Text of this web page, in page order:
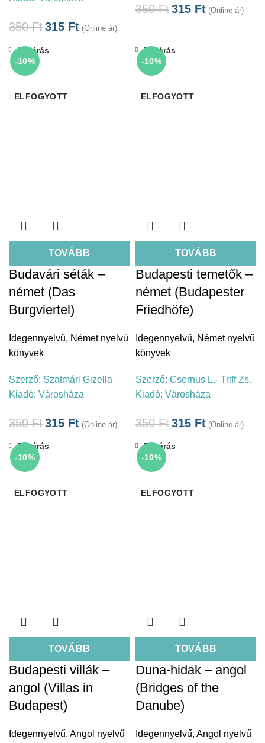
350Ft315 Ft (Online ár)
350Ft315 Ft (Online ár)
-10%
ELFOGYOTT
TOVÁBB
Bezárás
Budavári séták –
német (Das
Burgviertel)
Idegennyelvű, Német nyelvű
könyvek
Szerző: Szatmári Gizella
Kiadó: Városháza
350Ft315 Ft (Online ár)
-10%
ELFOGYOTT
TOVÁBB
Bezárás
Budapesti temetők –
német (Budapester
Friedhöfe)
Idegennyelvű, Német nyelvű
könyvek
Szerző: Csernus L.- Triff Zs.
Kiadó: Városháza
350Ft315 Ft (Online ár)
-10%
ELFOGYOTT
TOVÁBB
Bezárás
Budapesti villák –
angol (Villas in
Budapest)
Idegennyelvű, Angol nyelvű
-10%
ELFOGYOTT
TOVÁBB
Bezárás
Duna-hidak – angol
(Bridges of the
Danube)
Idegennyelvű, Angol nyelvű